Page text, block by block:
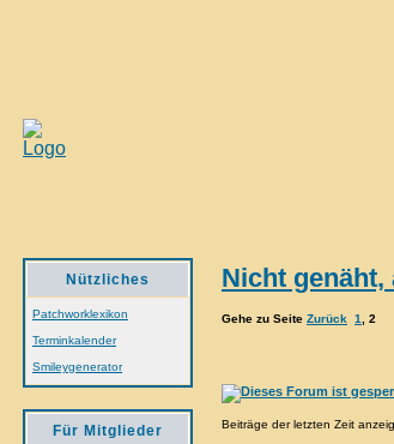
Nützliches
Patchworklexikon
Terminkalender
Smileygenerator
Für Mitglieder
Nicht genäht,
Gehe zu Seite Zurück 1 2
Beiträge der letzten Zeit